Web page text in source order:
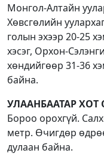
Монгол-Алтайн
Хөвсгөлийн
голын эхээр 20-25
хэсэг, Орхон-
хөндийгөөр 31-36
байна.
УЛААНБААТАР
Бороо орохгүй.
метр. Өчигдөр
дулаан байна.